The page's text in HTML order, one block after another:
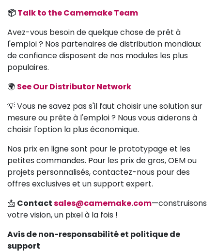
📦Talk to the Camemake Team
Avez-vous besoin de quelque chose de prêt à
l'emploi ? Nos partenaires de distribution mondiaux
de confiance disposent de nos modules les plus
populaires.
🌍 See Our Distributor Network
💡 Vous ne savez pas s'il faut choisir une solution sur
mesure ou prête à l'emploi ? Nous vous aiderons à
choisir l'option la plus économique.
Nos prix en ligne sont pour le prototypage et les
petites commandes. Pour les prix de gros, OEM ou
projets personnalisés, contactez-nous pour des
offres exclusives et un support expert.
📩 Contactsales@camemake.com—construisons
votre vision, un pixel à la fois !
Avis de non-responsabilité et politique de
support